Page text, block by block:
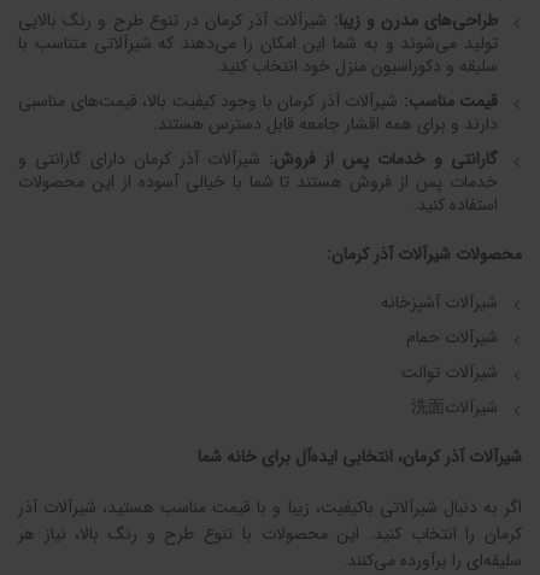
طراحی‌های مدرن و زیبا: شیرآلات آذر کرمان در تنوع طرح و رنگ بالایی
تولید می‌شوند و به شما این امکان را می‌دهند که شیرآلاتی متناسب با
سلیقه و دکوراسیون منزل خود انتخاب کنید.
قیمت مناسب: شیرآلات آذر کرمان با وجود کیفیت بالا، قیمت‌های مناسبی
دارند و برای همه اقشار جامعه قابل دسترس هستند.
گارانتی و خدمات پس از فروش: شیرآلات آذر کرمان دارای گارانتی و
خدمات پس از فروش هستند تا شما با خیالی آسوده از این محصولات
استفاده کنید.
محصولات شیرآلات آذر کرمان:
شیرآلات آشپزخانه
شیرآلات حمام
شیرآلات توالت
شیرآلات洗面
شیرآلات آذر کرمان، انتخابی ایده‌آل برای خانه شما
اگر به دنبال شیرآلاتی باکیفیت، زیبا و با قیمت مناسب هستید، شیرآلات آذر
کرمان را انتخاب کنید. این محصولات با تنوع طرح و رنگ بالا، نیاز هر
سلیقه‌ای را برآورده می‌کنند.